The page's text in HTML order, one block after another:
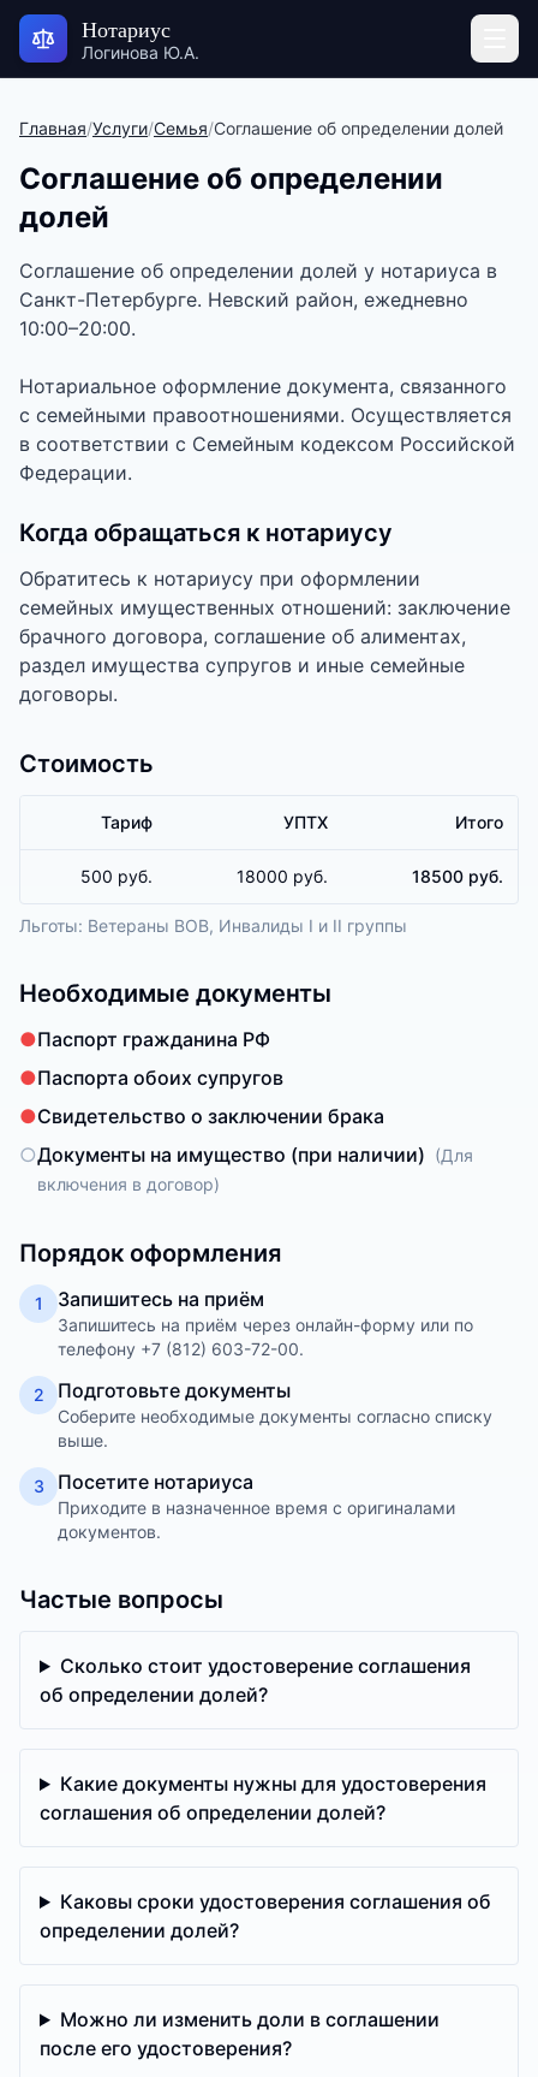
Нотариус
Логинова Ю.А.
Главная/Услуги/Семья/Соглашение об определении долей
Соглашение об определении
долей
Соглашение об определении долей у нотариуса в
Санкт-Петербурге. Невский район, ежедневно
10:00–20:00.
Нотариальное оформление документа, связанного
с семейными правоотношениями. Осуществляется
в соответствии с Семейным кодексом Российской
Федерации.
Когда обращаться к нотариусу
Обратитесь к нотариусу при оформлении
семейных имущественных отношений: заключение
брачного договора, соглашение об алиментах,
раздел имущества супругов и иные семейные
договоры.
Стоимость
Тариф УПТХ Итого
500 руб. 18000 руб. 18500 руб.
Льготы: Ветераны ВОВ, Инвалиды I и II группы
Необходимые документы
●Паспорт гражданина РФ
●Паспорта обоих супругов
●Свидетельство о заключении брака
○Документы на имущество (при наличии) (Для
включения в договор)
Порядок оформления
1 Запишитесь на приём
Запишитесь на приём через онлайн-форму или по
телефону +7 (812) 603-72-00.
2 Подготовьте документы
Соберите необходимые документы согласно списку
выше.
3 Посетите нотариуса
Приходите в назначенное время с оригиналами
документов.
Частые вопросы
Сколько стоит удостоверение соглашения
об определении долей?
Какие документы нужны для удостоверения
соглашения об определении долей?
Каковы сроки удостоверения соглашения об
определении долей?
Можно ли изменить доли в соглашении
после его удостоверения?